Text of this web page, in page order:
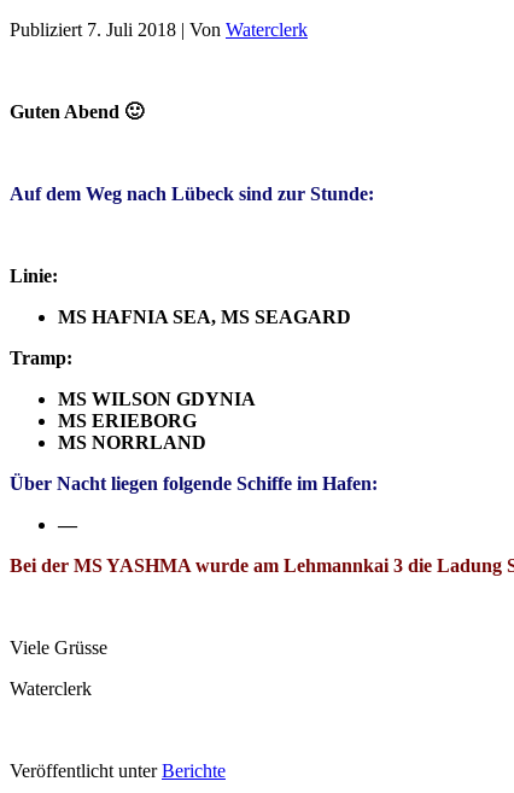
Publiziert 7. Juli 2018 | Von Waterclerk
Guten Abend 🙂
Auf dem Weg nach Lübeck sind zur Stunde:
Linie:
MS HAFNIA SEA, MS SEAGARD
Tramp:
MS WILSON GDYNIA
MS ERIEBORG
MS NORRLAND
Über Nacht liegen folgende Schiffe im Hafen:
—
Bei der MS YASHMA wurde am Lehmannkai 3 die
Viele Grüsse
Waterclerk
Veröffentlicht unter Berichte